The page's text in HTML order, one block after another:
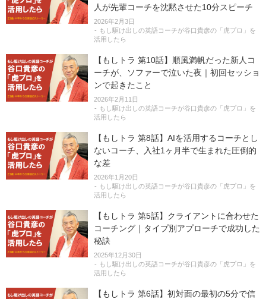
人が先輩コーチを沈黙させた10分スピーチ
2026年2月3日
もし駆け出しの英語コーチが谷口貴彦の「虎プロ」を
活用したら
【もしトラ 第10話】順風満帆だった新人コ
ーチが、ソファーで泣いた夜｜初回セッショ
ンで起きたこと
2026年2月11日
もし駆け出しの英語コーチが谷口貴彦の「虎プロ」を
活用したら
【もしトラ 第8話】AIを活用するコーチとし
ないコーチ、入社1ヶ月半で生まれた圧倒的
な差
2026年1月20日
もし駆け出しの英語コーチが谷口貴彦の「虎プロ」を
活用したら
【もしトラ 第5話】クライアントに合わせた
コーチング｜タイプ別アプローチで成功した
秘訣
2025年12月30日
もし駆け出しの英語コーチが谷口貴彦の「虎プロ」を
活用したら
【もしトラ 第6話】初対面の最初の5分で信